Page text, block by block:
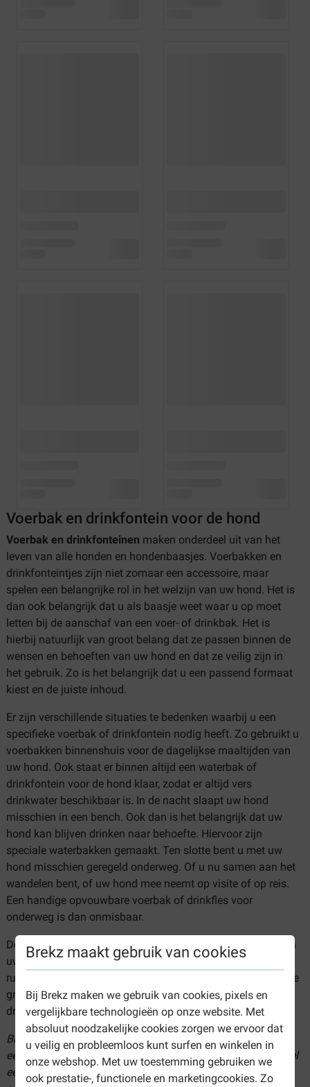
Brekz maakt gebruik van cookies
Bij Brekz maken we gebruik van cookies, pixels en
vergelijkbare technologieën op onze website. Met
absoluut noodzakelijke cookies zorgen we ervoor dat
u veilig en probleemloos kunt surfen en winkelen in
onze webshop. Met uw toestemming gebruiken we
ook prestatie-, functionele en marketingcookies. Zo
Voerbak en drinkfontein voor de hond
Voerbak en drinkfonteinen maken onderdeel uit van het
leven van alle honden en hondenbaasjes. Voerbakken en
drinkfonteintjes zijn niet zomaar een accessoire, maar
spelen een belangrijke rol in het welzijn van uw hond. Het is
dan ook belangrijk dat u als baasje weet waar u op moet
letten bij de aanschaf van een voer- of drinkbak. Het is
hierbij natuurlijk van groot belang dat ze passen binnen de
wensen en behoeften van uw hond en dat ze veilig zijn in
het gebruik. Zo is het belangrijk dat u een passend formaat
kiest en de juiste inhoud.
Er zijn verschillende situaties te bedenken waarbij u een
specifieke voerbak of drinkfontein nodig heeft. Zo gebruikt u
voerbakken binnenshuis voor de dagelijkse maaltijden van
uw hond. Ook staat er binnen altijd een waterbak of
drinkfontein voor de hond klaar, zodat er altijd vers
drinkwater beschikbaar is. In de nacht slaapt uw hond
misschien in een bench. Ook dan is het belangrijk dat uw
hond kan blijven drinken naar behoefte. Hiervoor zijn
speciale waterbakken gemaakt. Ten slotte bent u met uw
hond misschien geregeld onderweg. Of u nu samen aan het
wandelen bent, of uw hond mee neemt op visite of op reis.
Een handige opvouwbare voerbak of drinkfles voor
onderweg is dan onmisbaar.
De juiste voerbak draagt bij aan gezonde eetgewoontes van
uw hond. Zo zorgt een speciale anti-schrokbak voor een
rustiger eettempo. Honden die moeite hebben om laag bij de
grond kunnen eten, kunnen baat hebben bij een eet- en
drinkbak op een verhoogde standaard.
Bij Brekz kunt u de beste voer- en drinkbak snel en
eenvoudig online bestellen. Bekijk ons assortiment en bestel
een voerbak en drinkfontein voor de hond tegen de